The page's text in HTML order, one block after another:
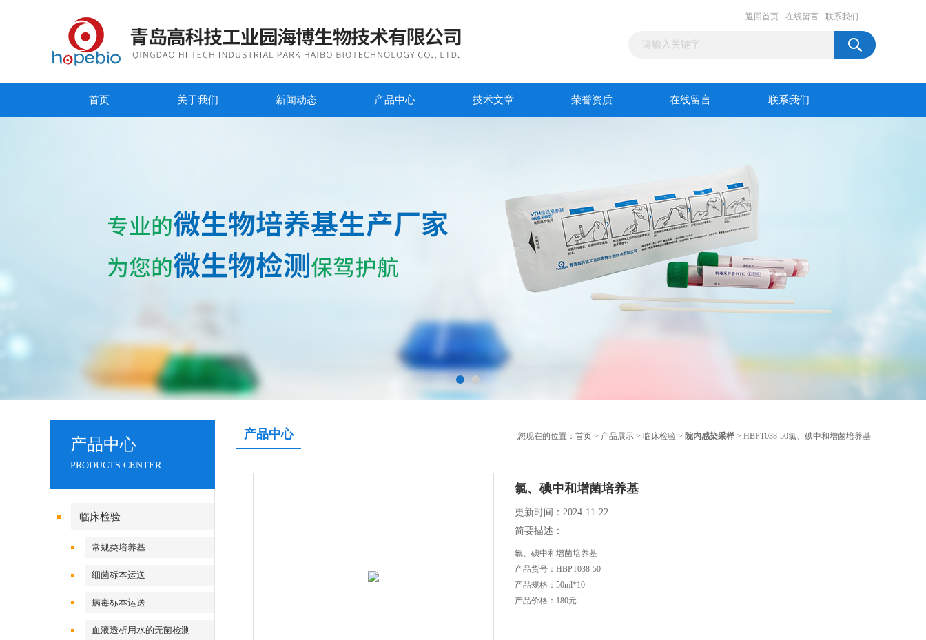
返回首页 在线留言 联系我们
首页 关于我们 新闻动态 产品中心 技术文章 荣誉资质 在线留言 联系我们
产品中心
PRODUCTS CENTER
临床检验
常规类培养基
细菌标本运送
病毒标本运送
血液透析用水的无菌检测
产品中心 您现在的位置： 首页 > 产品展示 > 临床检验 > 院内感染采样 > HBPT038-50氯、碘中和增菌培养基
氯、碘中和增菌培养基
更新时间：2024-11-22
简要描述：
氯、碘中和增菌培养基
产品货号：HBPT038-50
产品规格：50ml*10
产品价格：180元